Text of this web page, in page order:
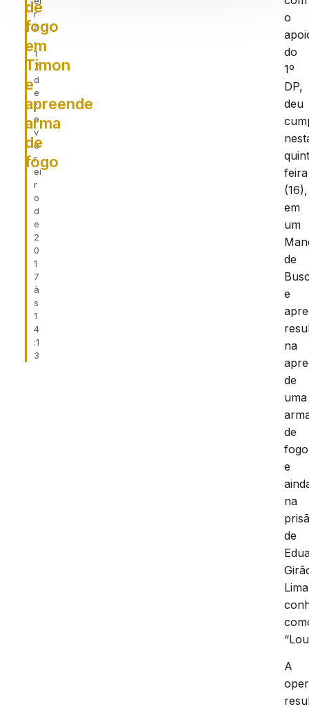
r
a
,
1
7
d
e
f
e
v
e
r
ei
r
o
d
e
2
0
1
7
à
s
1
4
:1
3
de
fogo
em
Timon
e
apreende
arma
de
fogo
o
do
1º
DP,
deu
feira
(16),
em
um
de
e
na
de
uma
de
fogo
e
na
de
A